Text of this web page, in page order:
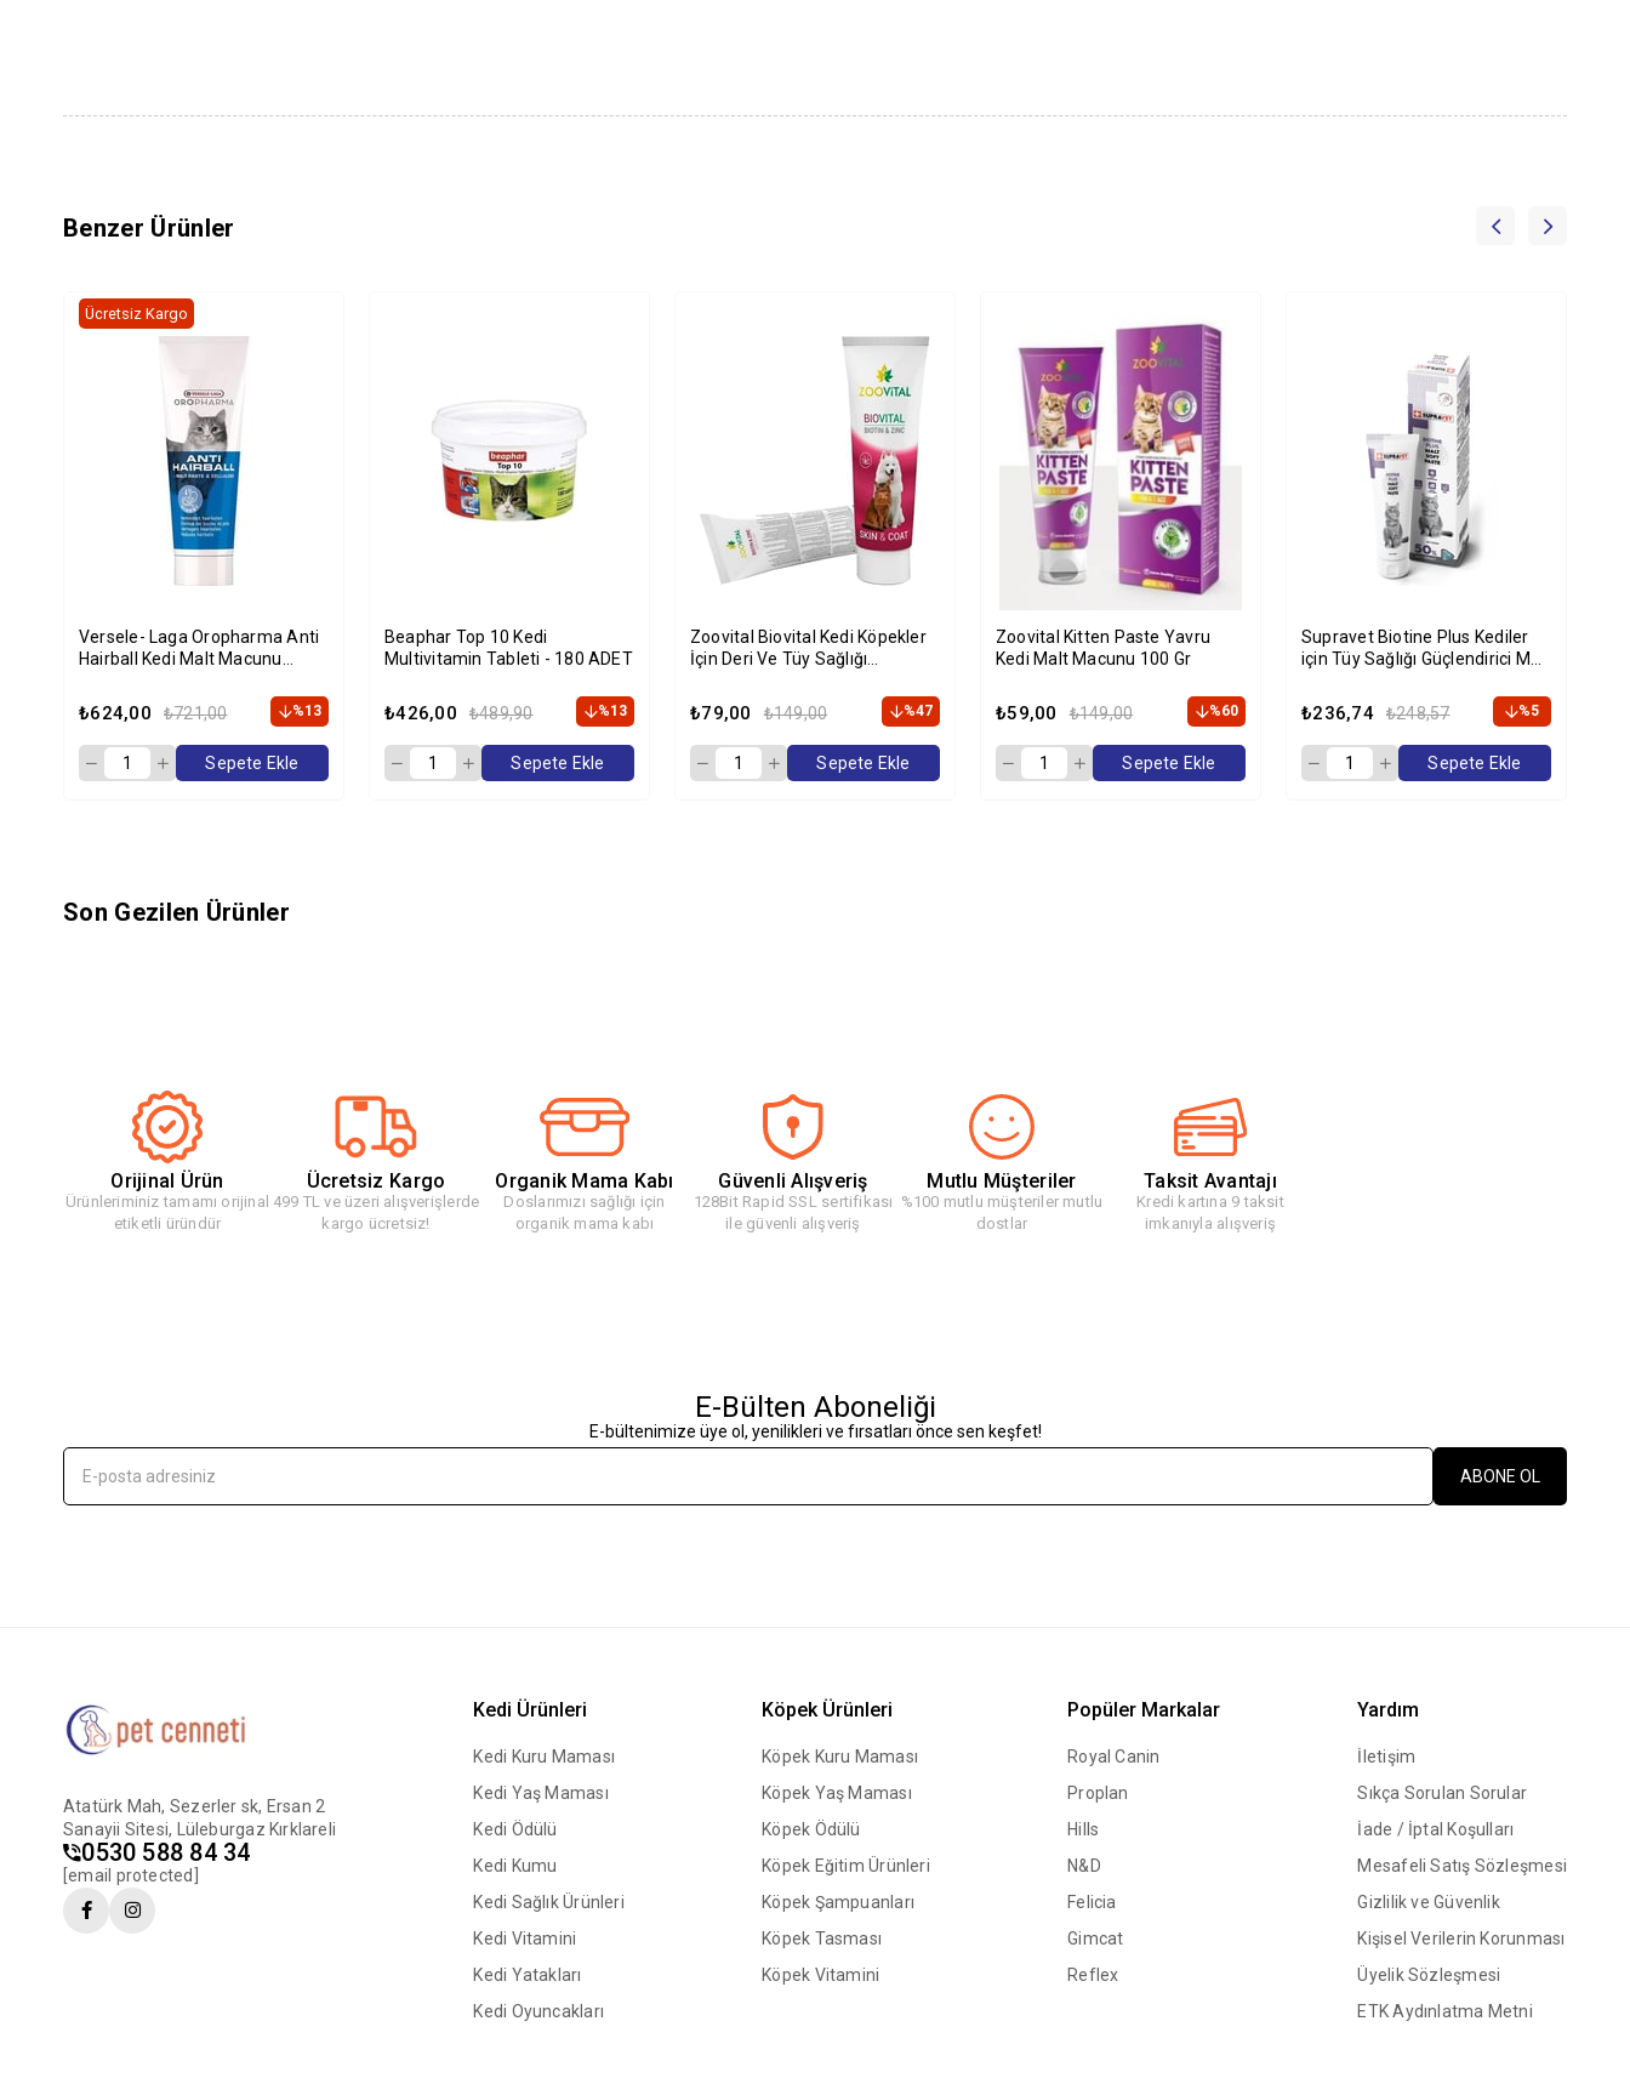
Benzer Ürünler
Versele- Laga Oropharma Anti
Hairball Kedi Malt Macunu
₺624,00 ₺721,00 %13
Ücretsiz Kargo
Sepete Ekle
Beaphar Top 10 Kedi
Multivitamin Tableti - 180 ADET
₺426,00 ₺489,90 %13
Sepete Ekle
Zoovital Biovital Kedi Köpekler
İçin Deri Ve Tüy Sağlığı
₺79,00 ₺149,00 %47
Sepete Ekle
Zoovital Kitten Paste Yavru
Kedi Malt Macunu 100 Gr
₺59,00 ₺149,00 %60
Sepete Ekle
Supravet Biotine Plus Kediler
için Tüy Sağlığı Güçlendirici Malt
₺236,74 ₺248,57 %5
Sepete Ekle
Son Gezilen Ürünler
Orijinal Ürün
Ürünleriminiz tamamı orijinal
etiketli üründür
Ücretsiz Kargo
499 TL ve üzeri alışverişlerde
kargo ücretsiz!
Organik Mama Kabı
Doslarımızı sağlığı için
organik mama kabı
Güvenli Alışveriş
128Bit Rapid SSL sertifikası
ile güvenli alışveriş
Mutlu Müşteriler
%100 mutlu müşteriler mutlu
dostlar
Taksit Avantajı
Kredi kartına 9 taksit
imkanıyla alışveriş
E-Bülten Aboneliği
E-bültenimize üye ol, yenilikleri ve fırsatları önce sen keşfet!
ABONE OL
Atatürk Mah, Sezerler sk, Ersan 2
Sanayii Sitesi, Lüleburgaz Kırklareli
0530 588 84 34
[email protected]
Kedi Ürünleri
Kedi Kuru Maması
Kedi Yaş Maması
Kedi Ödülü
Kedi Kumu
Kedi Sağlık Ürünleri
Kedi Vitamini
Kedi Yatakları
Kedi Oyuncakları
Köpek Ürünleri
Köpek Kuru Maması
Köpek Yaş Maması
Köpek Ödülü
Köpek Eğitim Ürünleri
Köpek Şampuanları
Köpek Tasması
Köpek Vitamini
Popüler Markalar
Royal Canin
Proplan
Hills
N&D
Felicia
Gimcat
Reflex
Yardım
İletişim
Sıkça Sorulan Sorular
İade / İptal Koşulları
Mesafeli Satış Sözleşmesi
Gizlilik ve Güvenlik
Kişisel Verilerin Korunması
Üyelik Sözleşmesi
ETK Aydınlatma Metni